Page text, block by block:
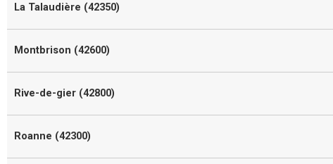
La Talaudière (42350)
Montbrison (42600)
Rive-de-gier (42800)
Roanne (42300)